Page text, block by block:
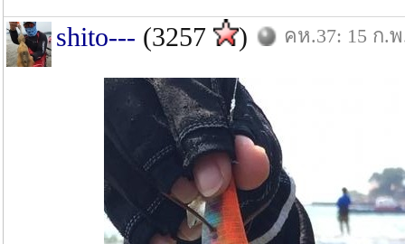
shito--- (3257 ) คห.37: 15 ก.